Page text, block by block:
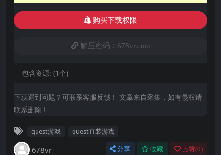
购买下载权限
解压密码：678vr.com
包含资源: (1个)
下载遇到问题？可联系客服反馈！ 文章来自采集，如有侵权请
联系删除！
quest游戏 quest直装游戏
678vr 分享 收藏 点赞(0)